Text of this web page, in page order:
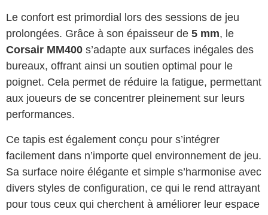
Le confort est primordial lors des sessions de jeu
prolongées. Grâce à son épaisseur de 5 mm, le
Corsair MM400 s’adapte aux surfaces inégales des
bureaux, offrant ainsi un soutien optimal pour le
poignet. Cela permet de réduire la fatigue, permettant
aux joueurs de se concentrer pleinement sur leurs
performances.
Ce tapis est également conçu pour s’intégrer
facilement dans n’importe quel environnement de jeu.
Sa surface noire élégante et simple s’harmonise avec
divers styles de configuration, ce qui le rend attrayant
pour tous ceux qui cherchent à améliorer leur espace